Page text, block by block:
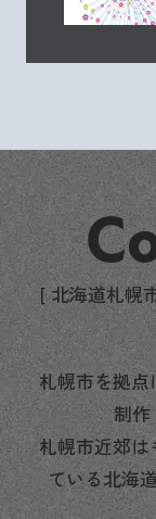
[ 北海道札幌
札幌市を拠
制作
札幌市近郊
ている北海